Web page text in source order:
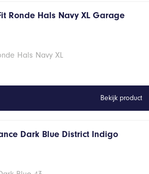
Ronde Hals Navy XL Garage
Hals Navy XL
Bekijk product
Dark Blue District Indigo